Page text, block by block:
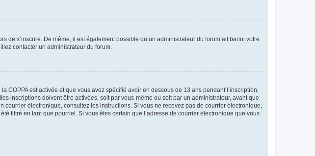
de s’inscrire. De même, il est également possible qu’un administrateur du forum ait banni votre
contacter un administrateur du forum.
est activée et que vous avez spécifié avoir en dessous de 13 ans pendant l’inscription,
inscriptions doivent être activées, soit par vous-même ou soit par un administrateur, avant que
électronique, consultez les instructions. Si vous ne recevez pas de courrier électronique,
filtré en tant que pourriel. Si vous êtes certain que l’adresse de courrier électronique que vous